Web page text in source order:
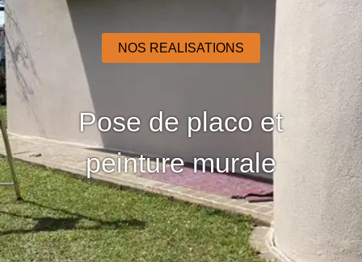
NOS REALISATIONS
Pose de placo et
peinture murale